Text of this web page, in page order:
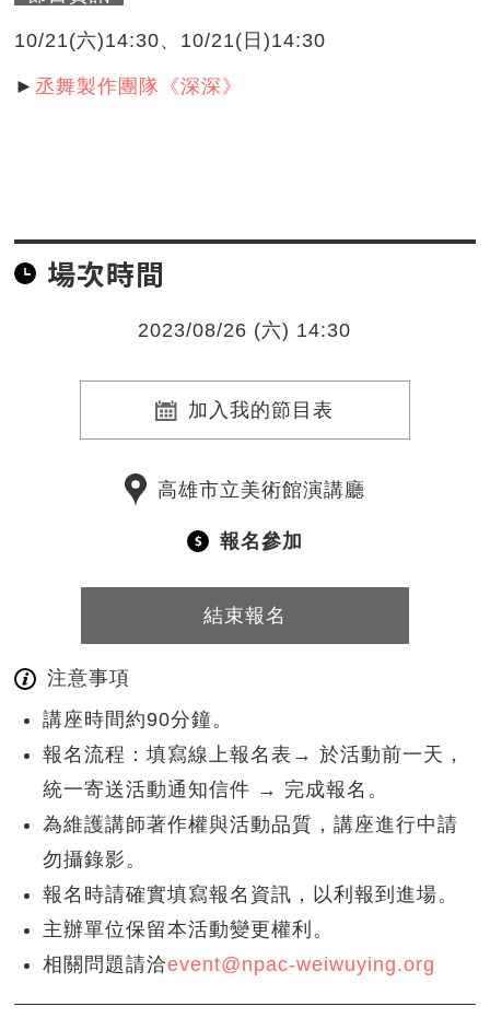
10/21(六)14:30、10/21(日)14:30
►丞舞製作團隊《深深》
場次時間
2023/08/26 (六) 14:30
加入我的節目表
高雄市立美術館演講廳
報名參加
結束報名
注意事項
講座時間約90分鐘。
報名流程：填寫線上報名表→ 於活動前一天，
統一寄送活動通知信件 → 完成報名。
為維護講師著作權與活動品質，講座進行中請
勿攝錄影。
報名時請確實填寫報名資訊，以利報到進場。
主辦單位保留本活動變更權利。
相關問題請洽event@npac-weiwuying.org